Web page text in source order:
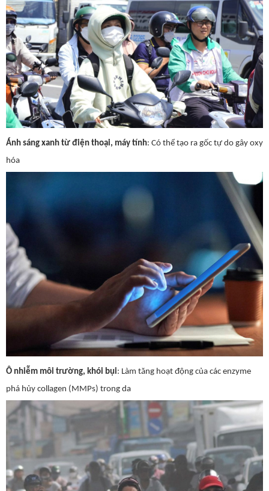
Ánh sáng xanh từ điện thoại, máy tính: Có thể tạo ra gốc tự do gây oxy
hóa
Ô nhiễm môi trường, khói bụi: Làm tăng hoạt động của các enzyme
phá hủy collagen (MMPs) trong da